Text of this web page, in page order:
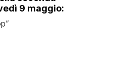
9 maggio: